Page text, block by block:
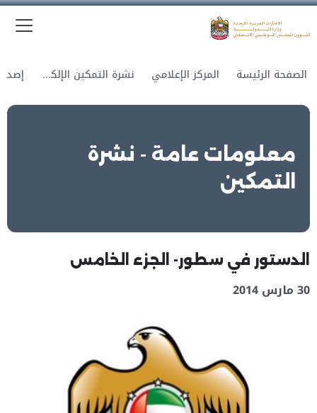
الصفحة الرئيسة المركز الإعلامي نشرة التمكين الإلكترونية
معلومات عامة - نشرة
التمكين
الدستور في سطور- الجزء الخامس
30 مارس 2014